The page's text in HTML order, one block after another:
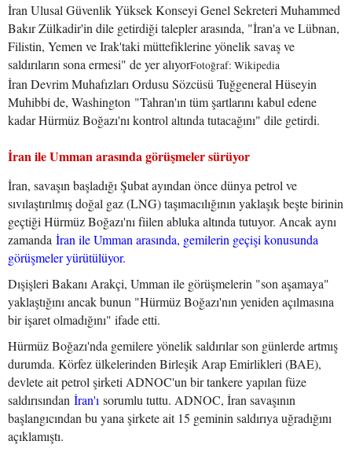
İran Ulusal Güvenlik Yüksek Konseyi Genel Sekreteri Muhammed
Bakır Zülkadir'in dile getirdiği talepler arasında, "İran'a ve Lübnan,
Filistin, Yemen ve Irak'taki müttefiklerine yönelik savaş ve
saldırıların sona ermesi" de yer alıyorFotoğraf: Wikipedia
İran Devrim Muhafızları Ordusu Sözcüsü Tuğgeneral Hüseyin
Muhibbi de, Washington "Tahran'ın tüm şartlarını kabul edene
kadar Hürmüz Boğazı'nı kontrol altında tutacağını" dile getirdi.
İran ile Umman arasında görüşmeler sürüyor
İran, savaşın başladığı Şubat ayından önce dünya petrol ve
sıvılaştırılmış doğal gaz (LNG) taşımacılığının yaklaşık beşte birinin
geçtiği Hürmüz Boğazı'nı fiilen abluka altında tutuyor. Ancak aynı
zamanda İran ile Umman arasında, gemilerin geçişi konusunda
görüşmeler yürütülüyor.
Dışişleri Bakanı Arakçi, Umman ile görüşmelerin "son aşamaya"
yaklaştığını ancak bunun "Hürmüz Boğazı'nın yeniden açılmasına
bir işaret olmadığını" ifade etti.
Hürmüz Boğazı'nda gemilere yönelik saldırılar son günlerde artmış
durumda. Körfez ülkelerinden Birleşik Arap Emirlikleri (BAE),
devlete ait petrol şirketi ADNOC'un bir tankere yapılan füze
saldırısından İran'ı sorumlu tuttu. ADNOC, İran savaşının
başlangıcından bu yana şirkete ait 15 geminin saldırıya uğradığını
açıklamıştı.